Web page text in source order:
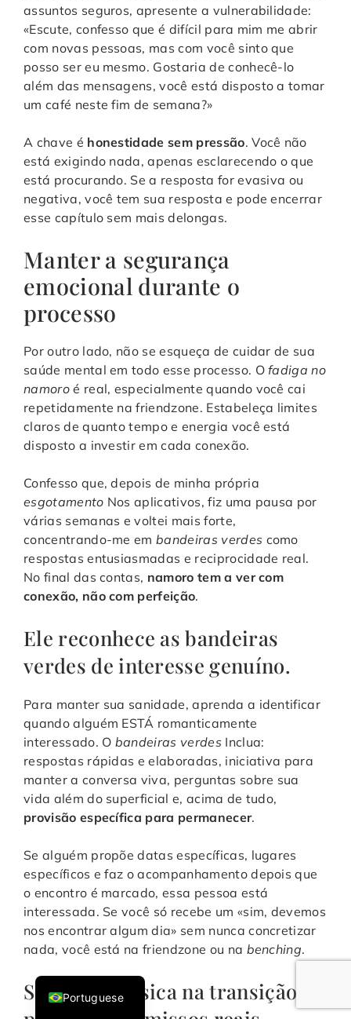
assuntos seguros, apresente a vulnerabilidade:
«Escute, confesso que é difícil para mim me abrir
com novas pessoas, mas com você sinto que
posso ser eu mesmo. Gostaria de conhecê-lo
além das mensagens, você está disposto a tomar
um café neste fim de semana?»
A chave é honestidade sem pressão. Você não
está exigindo nada, apenas esclarecendo o que
está procurando. Se a resposta for evasiva ou
negativa, você tem sua resposta e pode encerrar
esse capítulo sem mais delongas.
Manter a segurança
emocional durante o
processo
Por outro lado, não se esqueça de cuidar de sua
saúde mental em todo esse processo. Ofadiga no
namoroé real, especialmente quando você cai
repetidamente na friendzone. Estabeleça limites
claros de quanto tempo e energia você está
disposto a investir em cada conexão.
Confesso que, depois de minha própria
esgotamento Nos aplicativos, fiz uma pausa por
várias semanas e voltei mais forte,
concentrando-me embandeiras verdes como
respostas entusiasmadas e reciprocidade real.
No final das contas, namoro tem a ver com
conexão, não com perfeição.
Ele reconhece as bandeiras
verdes de interesse genuíno.
Para manter sua sanidade, aprenda a identificar
quando alguém ESTÁ romanticamente
interessado. O bandeiras verdesInclua:
respostas rápidas e elaboradas, iniciativa para
manter a conversa viva, perguntas sobre sua
vida além do superficial e, acima de tudo,
provisão específica para permanecer.
Se alguém propõe datas específicas, lugares
específicos e faz o acompanhamento depois que
o encontro é marcado, essa pessoa está
interessada. Se você só recebe um «sim, devemos
nos encontrar algum dia» sem nunca concretizar
nada, você está na friendzone ou na benching.
Segurança física na transição
Portuguese
English
German
French
Italian